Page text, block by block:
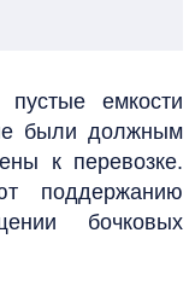
емкости
были должным
к перевозке.
поддержанию
бочковых